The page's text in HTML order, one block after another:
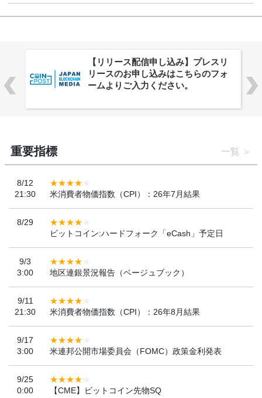
株式会社PlnX、アジア最大級のグロ
ーバルWeb3カンファレンス
「WebX2026」とのコラボレーショ
重要指標 一覧
8/12
21:30
米消費者物価指数（CPI）：26年7月結果
8/29
ビットコイン:ハードフォーク「eCash」予定日
9/3
3:00
地区連銀景況報告（ベージュブック）
9/11
21:30
米消費者物価指数（CPI）：26年8月結果
9/17
3:00
米連邦公開市場委員会（FOMC）政策金利発表
9/25
0:00
【CME】ビットコイン先物SQ